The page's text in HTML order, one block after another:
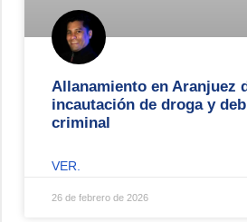
Allanamiento en Aranjuez
incautación de droga y
criminal
VER.
26 de febrero de 2026